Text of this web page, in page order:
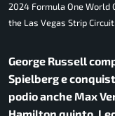
2024 Formula One World
the Las Vegas Strip
George Russell
Spielberg e
podio anche Max